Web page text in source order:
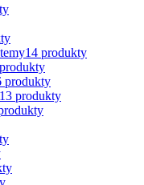
14 produkty
produkty
13 produkty